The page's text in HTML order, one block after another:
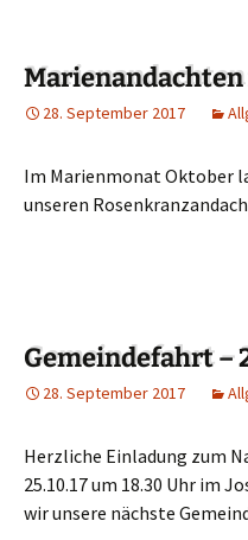
28. September 2017
Im Marienmonat Oktober
unseren
Gemeindefahrt –
28. September 2017
Herzliche Einladung zum
25.10.17 um 18.30 Uhr im
wir unsere nächste